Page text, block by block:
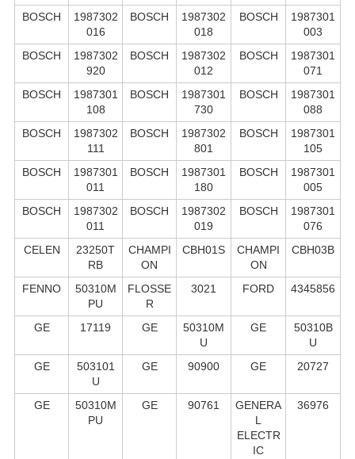
BOSCH
1987302
016
BOSCH
1987302
018
BOSCH
1987301
003
BOSCH
1987302
920
BOSCH
1987302
012
BOSCH
1987301
071
BOSCH
1987301
108
BOSCH
1987301
730
BOSCH
1987301
088
BOSCH
1987302
111
BOSCH
1987302
801
BOSCH
1987301
105
BOSCH
1987301
011
BOSCH
1987301
180
BOSCH
1987301
005
BOSCH
1987302
011
BOSCH
1987302
019
BOSCH
1987301
076
CELEN
23250T
RB
CHAMPI
ON
CBH01S
CHAMPI
ON
CBH03B
FENNO
50310M
PU
FLOSSE
R
3021 FORD 4345856
GE 17119 GE
50310M
U
GE
50310B
U
GE
503101
U
GE 90900 GE 20727
GE
50310M
PU
GE 90761
GENERA
L
ELECTR
IC
36976